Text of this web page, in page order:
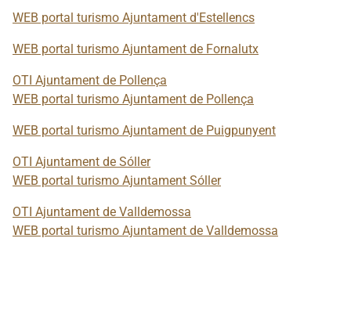
WEB portal turismo Ajuntament d'Estellencs
WEB portal turismo Ajuntament de Fornalutx
OTI Ajuntament de Pollença
WEB portal turismo Ajuntament de Pollença
WEB portal turismo Ajuntament de Puigpunyent
OTI Ajuntament de Sóller
WEB portal turismo Ajuntament Sóller
OTI Ajuntament de Valldemossa
WEB portal turismo Ajuntament de Valldemossa